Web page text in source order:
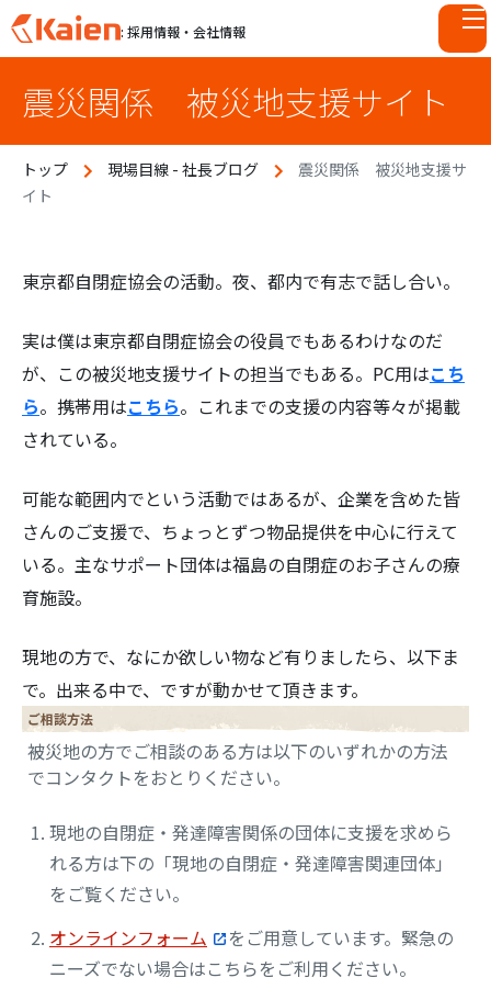
p
: 採用情報・会社情報
震災関係 被災地支援サイト
トップ 現場目線 - 社長ブログ
震災関係 被災地支援サ
イト
東京都自閉症協会の活動。夜、都内で有志で話し合い。
実は僕は東京都自閉症協会の役員でもあるわけなのだ
が、この被災地支援サイトの担当でもある。PC用はこち
ら。携帯用はこちら。これまでの支援の内容等々が掲載
されている。
可能な範囲内でという活動ではあるが、企業を含めた皆
さんのご支援で、ちょっとずつ物品提供を中心に行えて
いる。主なサポート団体は福島の自閉症のお子さんの療
育施設。
現地の方で、なにか欲しい物など有りましたら、以下ま
で。出来る中で、ですが動かせて頂きます。
ご相談方法
被災地の方でご相談のある方は以下のいずれかの方法
でコンタクトをおとりください。
現地の自閉症・発達障害関係の団体に支援を求めら
れる方は下の「現地の自閉症・発達障害関連団体」
をご覧ください。
オンラインフォーム
をご用意しています。緊急の
ニーズでない場合はこちらをご利用ください。